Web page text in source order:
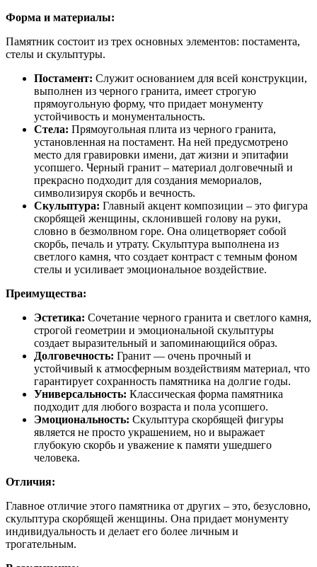
Форма и материалы:
Памятник состоит из трех основных элементов: постамента,
стелы и скульптуры.
Постамент: Служит основанием для всей конструкции,
выполнен из черного гранита, имеет строгую
прямоугольную форму, что придает монументу
устойчивость и монументальность.
Стела: Прямоугольная плита из черного гранита,
установленная на постамент. На ней предусмотрено
место для гравировки имени, дат жизни и эпитафии
усопшего. Черный гранит – материал долговечный и
прекрасно подходит для создания мемориалов,
символизируя скорбь и вечность.
Скульптура: Главный акцент композиции – это фигура
скорбящей женщины, склонившей голову на руки,
словно в безмолвном горе. Она олицетворяет собой
скорбь, печаль и утрату. Скульптура выполнена из
светлого камня, что создает контраст с темным фоном
стелы и усиливает эмоциональное воздействие.
Преимущества:
Эстетика: Сочетание черного гранита и светлого камня,
строгой геометрии и эмоциональной скульптуры
создает выразительный и запоминающийся образ.
Долговечность: Гранит — очень прочный и
устойчивый к атмосферным воздействиям материал, что
гарантирует сохранность памятника на долгие годы.
Универсальность: Классическая форма памятника
подходит для любого возраста и пола усопшего.
Эмоциональность: Скульптура скорбящей фигуры
является не просто украшением, но и выражает
глубокую скорбь и уважение к памяти ушедшего
человека.
Отличия:
Главное отличие этого памятника от других – это, безусловно,
скульптура скорбящей женщины. Она придает монументу
индивидуальность и делает его более личным и
трогательным.